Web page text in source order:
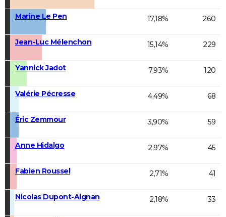
Marine Le Pen 17,18% 260
Jean-Luc Mélenchon 15,14% 229
Yannick Jadot 7,93% 120
Valérie Pécresse 4,49% 68
Éric Zemmour 3,90% 59
Anne Hidalgo 2,97% 45
Fabien Roussel 2,71% 41
Nicolas Dupont-Aignan 2,18% 33